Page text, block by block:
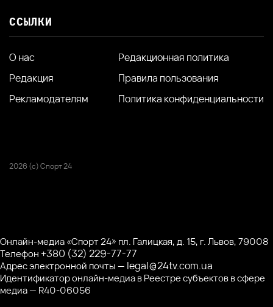
ССЫЛКИ
О нас
Редакция
Рекламодателям
Редакционная политика
Правила пользования
Политика конфиденциальности
2026 (с) Спорт 24
Онлайн-медиа «Спорт 24» пл. Галицкая, д. 15, г. Львов, 79008
Телефон +380 (32) 229-77-77
Адрес электронной почты — legal@24tv.com.ua
Идентификатор онлайн-медиа в Реестре субъектов в сфере
медиа — R40-06056